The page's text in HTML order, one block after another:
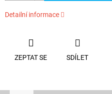
Detailní informace
ZEPTAT SE SDÍLET